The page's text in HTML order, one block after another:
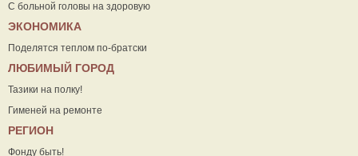
С больной головы на здоровую
ЭКОНОМИКА
Поделятся теплом по-братски
ЛЮБИМЫЙ ГОРОД
Тазики на полку!
Гименей на ремонте
РЕГИОН
Фонду быть!